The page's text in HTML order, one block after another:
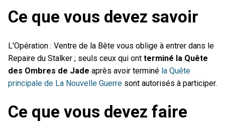
Ce que vous devez savoir
L'Opération : Ventre de la Bête vous oblige à entrer dans le
Repaire du Stalker ; seuls ceux qui ont terminé la Quête
des Ombres de Jade après avoir terminé la Quête
principale de La Nouvelle Guerre sont autorisés à participer.
Ce que vous devez faire